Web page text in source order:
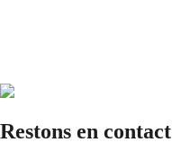
Restons en contact